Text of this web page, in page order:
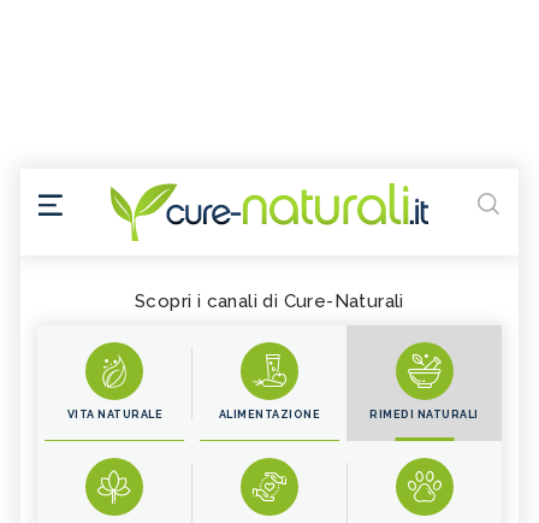
Scopri i canali di Cure-Naturali
VITA NATURALE ALIMENTAZIONE RIMEDI NATURALI